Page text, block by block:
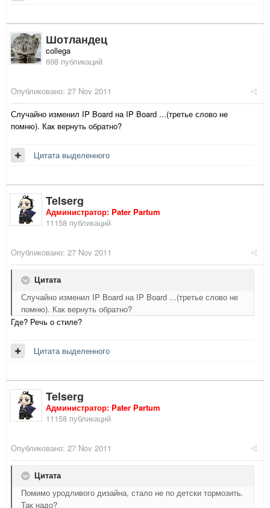
Шотландец
collega
698 публикаций
Опубликовано: 27 Nov 2011
Случайно изменил IP Board на IP Board ...(третье слово не
помню). Как вернуть обратно?
Цитата выделенного
Telserg
Администратор: Pater Partum
11158 публикаций
Опубликовано: 27 Nov 2011
Цитата
Случайно изменил IP Board на IP Board ...(третье слово не
помню). Как вернуть обратно?
Где? Речь о стиле?
Цитата выделенного
Telserg
Администратор: Pater Partum
11158 публикаций
Опубликовано: 27 Nov 2011
Цитата
Помимо уродливого дизайна, стало не по детски тормозить.
Так надо?